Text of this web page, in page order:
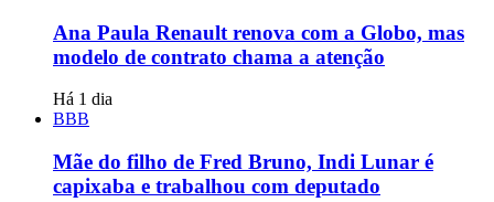
Ana Paula Renault renova com a Globo, mas
modelo de contrato chama a atenção
Há 1 dia
BBB
Mãe do filho de Fred Bruno, Indi Lunar é
capixaba e trabalhou com deputado